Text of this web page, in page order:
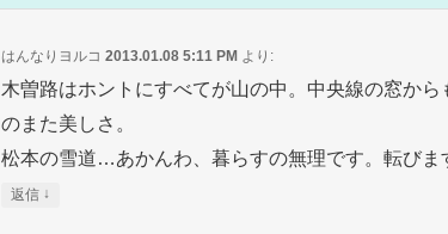
はんなりヨルコ 2013.01.08 5:11 PM より:
木曽路はホントにすべてが山の中。中央線の窓か
のまた美しさ。
松本の雪道…あかんわ、暮らすの無理です。転びま
返信 ↓